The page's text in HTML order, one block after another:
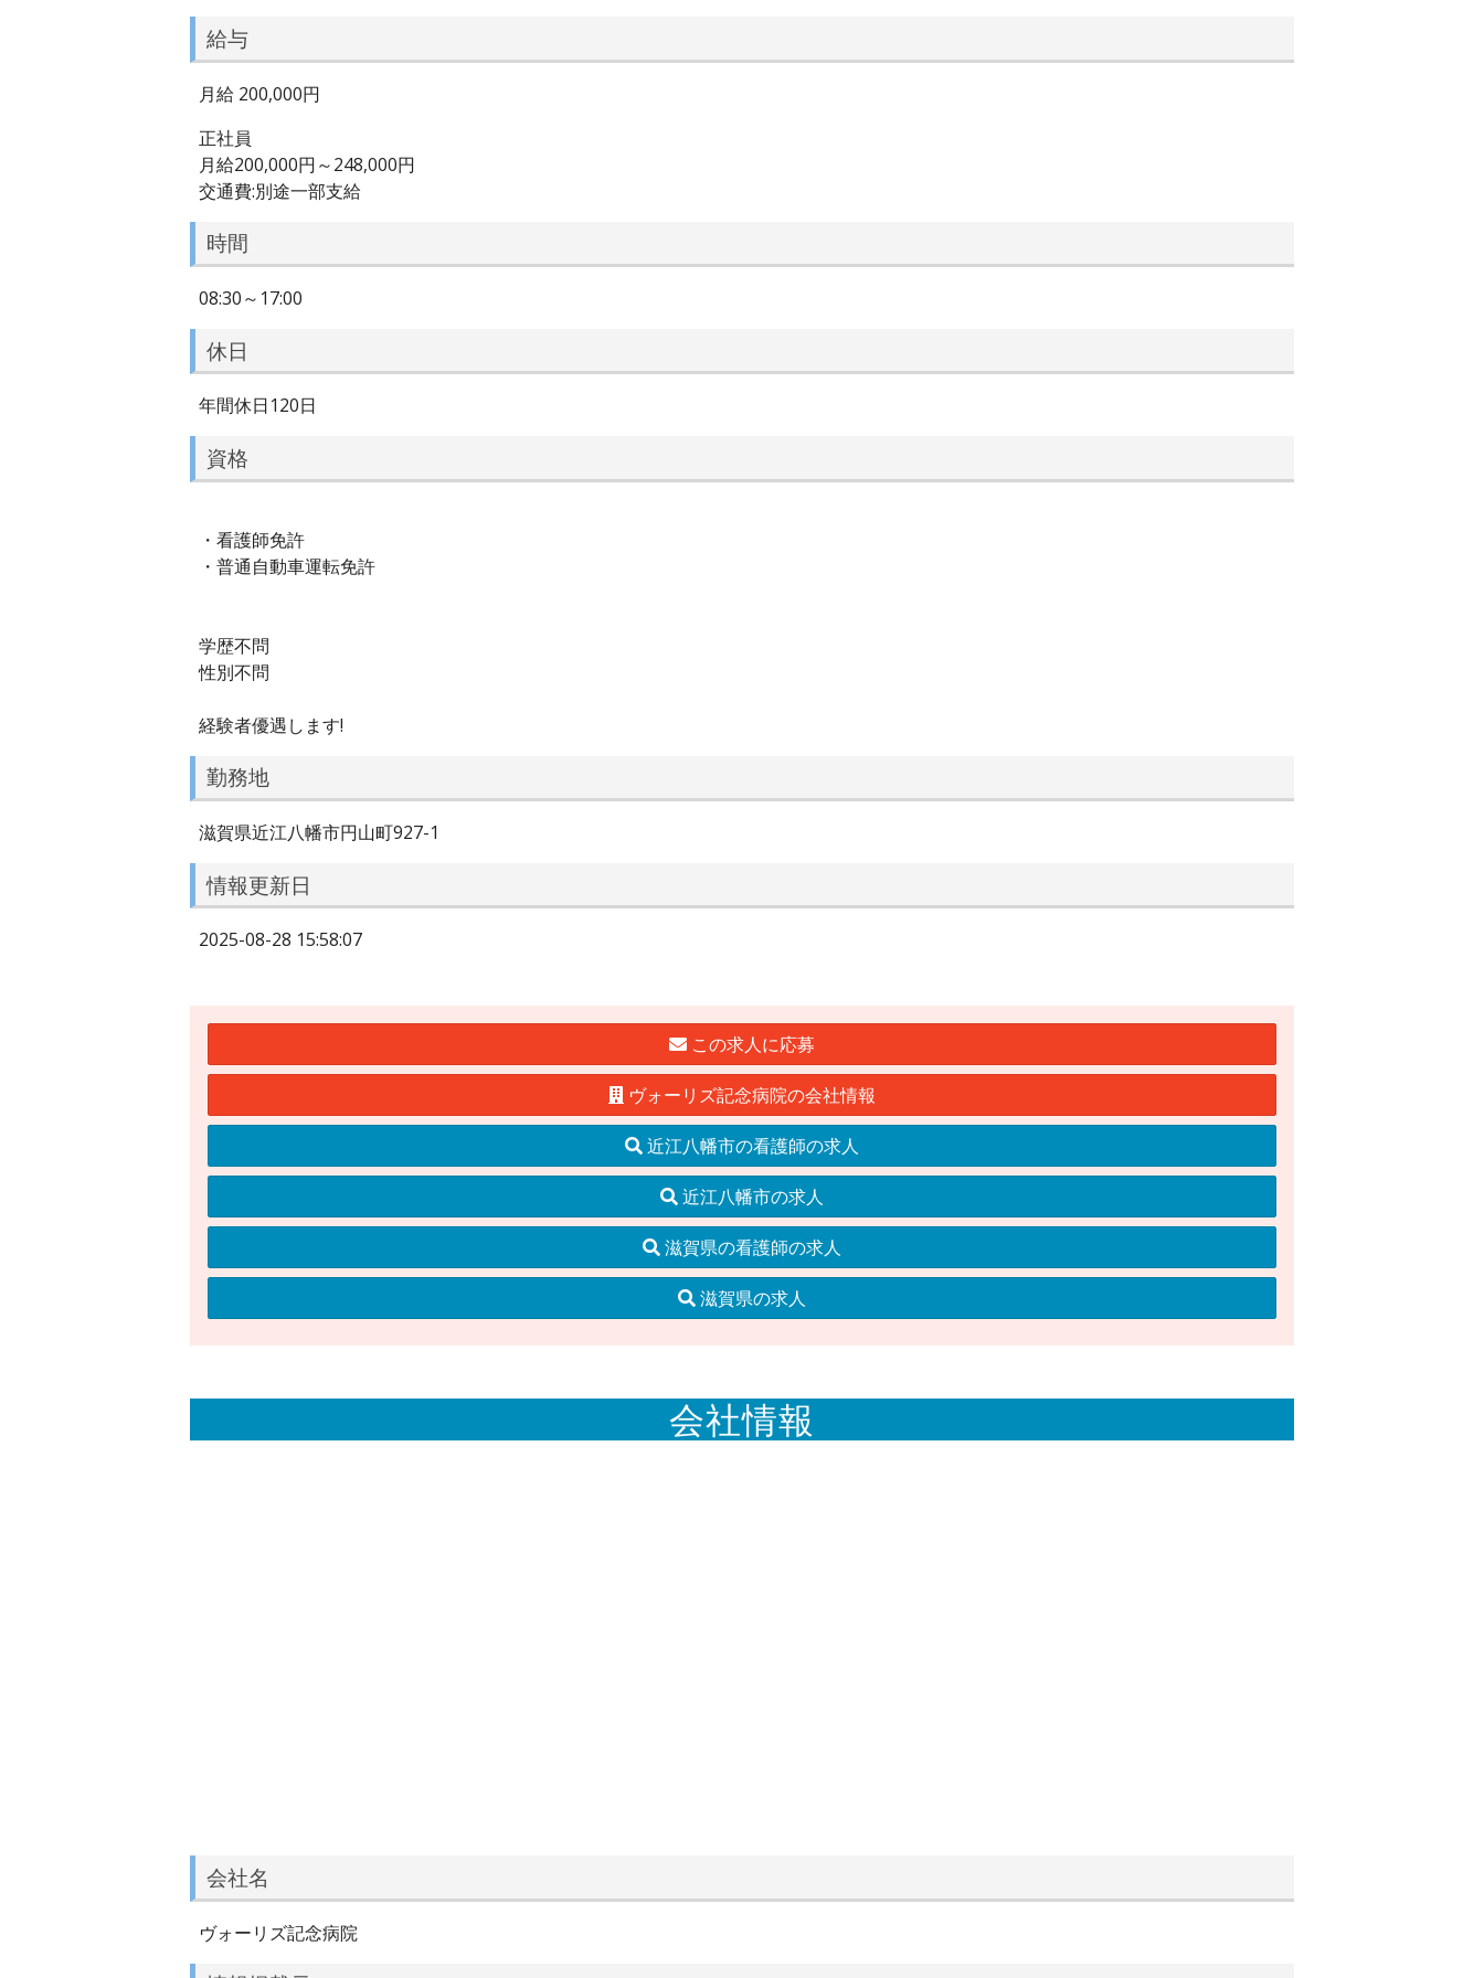
給与
月給 200,000円
正社員
月給200,000円～248,000円
交通費:別途一部支給
時間
08:30～17:00
休日
年間休日120日
資格
・看護師免許
・普通自動車運転免許
学歴不問
性別不問
経験者優遇します!
勤務地
滋賀県近江八幡市円山町927-1
情報更新日
2025-08-28 15:58:07
この求人に応募
ヴォーリズ記念病院の会社情報
近江八幡市の看護師の求人
近江八幡市の求人
滋賀県の看護師の求人
滋賀県の求人
会社情報
会社名
ヴォーリズ記念病院